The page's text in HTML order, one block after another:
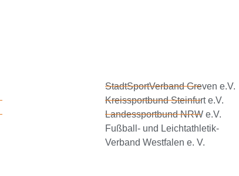
StadtSportVerband Greven e.V.
Kreissportbund Steinfurt e.V.
Landessportbund NRW e.V.
Fußball- und Leichtathletik-
Verband Westfalen e. V.